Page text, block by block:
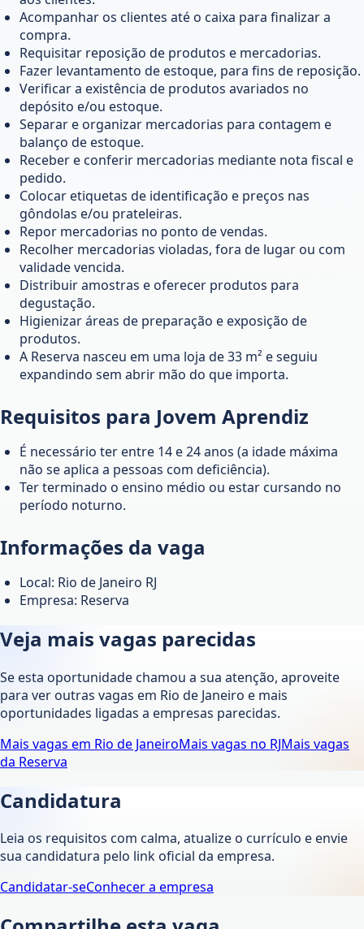
Acompanhar os clientes até o caixa para finalizar a
compra.
Requisitar reposição de produtos e mercadorias.
Fazer levantamento de estoque, para fins de reposição.
Verificar a existência de produtos avariados no
depósito e/ou estoque.
Separar e organizar mercadorias para contagem e
balanço de estoque.
Receber e conferir mercadorias mediante nota fiscal e
pedido.
Colocar etiquetas de identificação e preços nas
gôndolas e/ou prateleiras.
Repor mercadorias no ponto de vendas.
Recolher mercadorias violadas, fora de lugar ou com
validade vencida.
Distribuir amostras e oferecer produtos para
degustação.
Higienizar áreas de preparação e exposição de
produtos.
A Reserva nasceu em uma loja de 33 m² e seguiu
expandindo sem abrir mão do que importa.
Requisitos para Jovem Aprendiz
É necessário ter entre 14 e 24 anos (a idade máxima
não se aplica a pessoas com deficiência).
Ter terminado o ensino médio ou estar cursando no
período noturno.
Informações da vaga
Local: Rio de Janeiro RJ
Empresa: Reserva
Veja mais vagas parecidas
Se esta oportunidade chamou a sua atenção, aproveite
para ver outras vagas em Rio de Janeiro e mais
oportunidades ligadas a empresas parecidas.
Mais vagas em Rio de JaneiroMais vagas no RJMais vagas
da Reserva
Candidatura
Leia os requisitos com calma, atualize o currículo e envie
sua candidatura pelo link oficial da empresa.
Candidatar-seConhecer a empresa